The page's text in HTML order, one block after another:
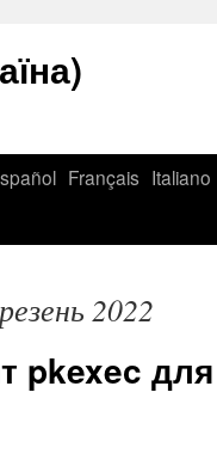
Français Italiano
2022
pkexec